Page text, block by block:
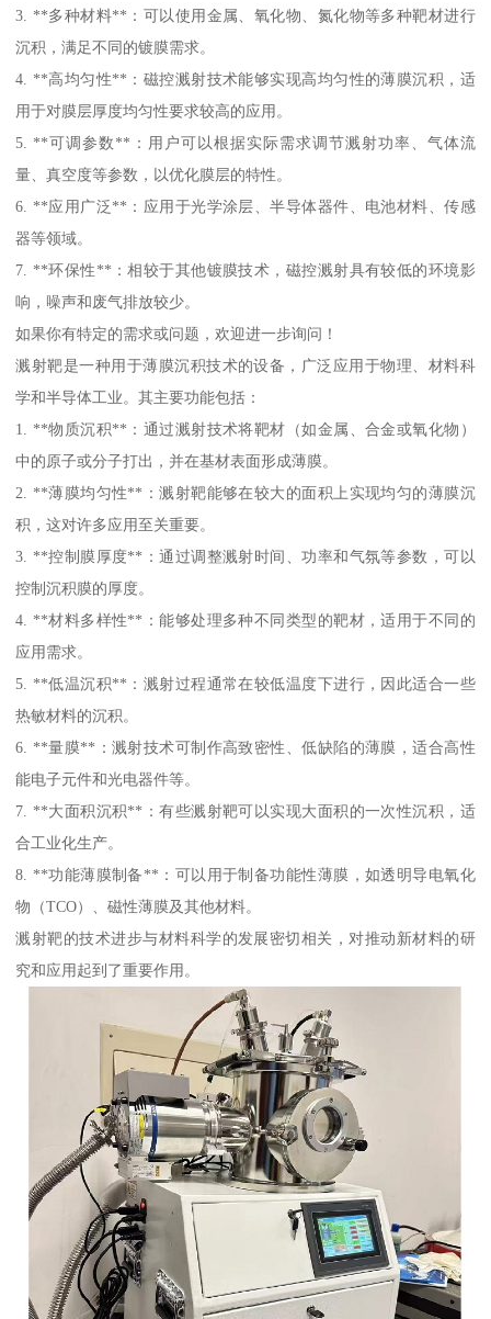
3. **多种材料**：可以使用金属、氧化物、氮化物等多种靶材进行
沉积，满足不同的镀膜需求。
4. **高均匀性**：磁控溅射技术能够实现高均匀性的薄膜沉积，适
用于对膜层厚度均匀性要求较高的应用。
5. **可调参数**：用户可以根据实际需求调节溅射功率、气体流
量、真空度等参数，以优化膜层的特性。
6. **应用广泛**：应用于光学涂层、半导体器件、电池材料、传感
器等领域。
7. **环保性**：相较于其他镀膜技术，磁控溅射具有较低的环境影
响，噪声和废气排放较少。
如果你有特定的需求或问题，欢迎进一步询问！
溅射靶是一种用于薄膜沉积技术的设备，广泛应用于物理、材料科
学和半导体工业。其主要功能包括：
1. **物质沉积**：通过溅射技术将靶材（如金属、合金或氧化物）
中的原子或分子打出，并在基材表面形成薄膜。
2. **薄膜均匀性**：溅射靶能够在较大的面积上实现均匀的薄膜沉
积，这对许多应用至关重要。
3. **控制膜厚度**：通过调整溅射时间、功率和气氛等参数，可以
控制沉积膜的厚度。
4. **材料多样性**：能够处理多种不同类型的靶材，适用于不同的
应用需求。
5. **低温沉积**：溅射过程通常在较低温度下进行，因此适合一些
热敏材料的沉积。
6. **量膜**：溅射技术可制作高致密性、低缺陷的薄膜，适合高性
能电子元件和光电器件等。
7. **大面积沉积**：有些溅射靶可以实现大面积的一次性沉积，适
合工业化生产。
8. **功能薄膜制备**：可以用于制备功能性薄膜，如透明导电氧化
物（TCO）、磁性薄膜及其他材料。
溅射靶的技术进步与材料科学的发展密切相关，对推动新材料的研
究和应用起到了重要作用。